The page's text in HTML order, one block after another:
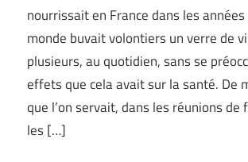
nourrissait en France dans les
monde buvait volontiers un verre de
plusieurs, au quotidien, sans se
effets que cela avait sur la santé. De
que l’on servait, dans les réunions de
les […]